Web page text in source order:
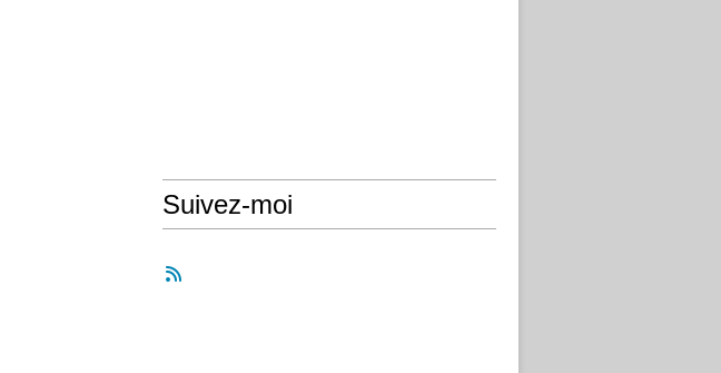
Suivez-moi